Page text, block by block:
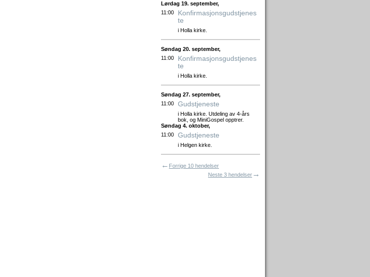
Lørdag 19. september,
11:00
Konfirmasjonsgudstjenes
te
i Holla kirke.
Søndag 20. september,
11:00
Konfirmasjonsgudstjenes
te
i Holla kirke.
Søndag 27. september,
11:00
Gudstjeneste
i Holla kirke. Utdeling av 4-års
bok, og MiniGospel opptrer.
Søndag 4. oktober,
11:00
Gudstjeneste
i Helgen kirke.
← Forrige 10 hendelser
Neste 3 hendelser →